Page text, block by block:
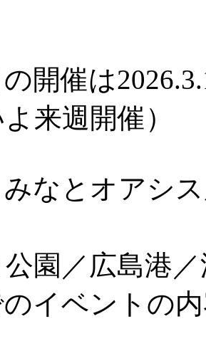
開催は
来週開催）
なとオアシ
公園／広島港
イベントの